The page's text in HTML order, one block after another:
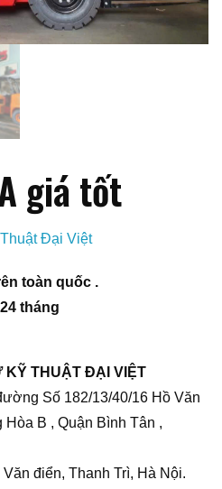
giá tốt
Đại Việt
toàn quốc .
tháng
KỸ THUẬT ĐẠI VIỆT
Số 182/13/40/16 Hồ Văn
B , Quận Bình Tân ,
Văn điển, Thanh Trì, Hà Nội.